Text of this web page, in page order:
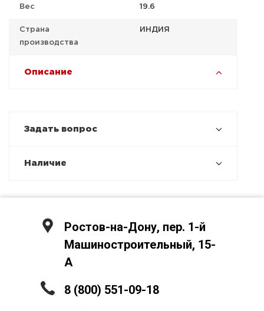
Вес 19.6
Страна
производства
ИНДИЯ
Описание
Задать вопрос
Наличие
Ростов-на-Дону, пер. 1-й
Машиностроительный, 15-
А
8 (800) 551-09-18